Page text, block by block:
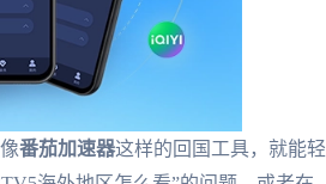
番茄加速器这样的回国工具，就能轻